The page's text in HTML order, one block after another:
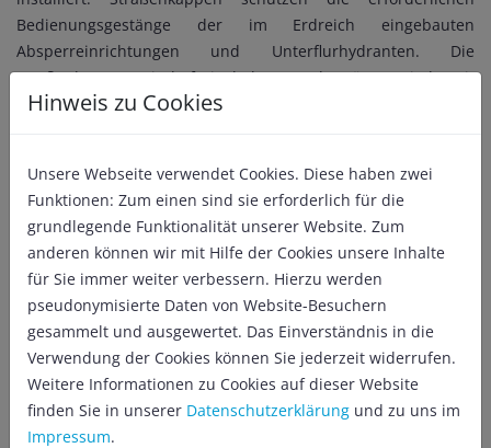
Bedienungsgestänge der im Erdreich eingebauten
Absperreinrichtungen und Unterflurhydranten. Die
Straßenkappen sind freizuhalten und müssen jederzeit
zugänglich sein.
können, sind für die Armaturen Hinweisschilder aufgestellt.
Diese geben die genaue Lage der Armatur und den
Durchmesser der Schieber bzw. der Leitung an.
Über rund 8.700 Hausanschlüsse wird das Wasser an die
einzelnen Abnehmer verteilt.
Wasserschutz
Trinkwasserschutz - Schutzgebiet für die Wassergewinnung
Hinweis zu Cookies
Unsere Webseite verwendet Cookies. Diese haben zwei
Funktionen: Zum einen sind sie erforderlich für die
grundlegende Funktionalität unserer Website. Zum
anderen können wir mit Hilfe der Cookies unsere Inhalte
für Sie immer weiter verbessern. Hierzu werden
pseudonymisierte Daten von Website-Besuchern
gesammelt und ausgewertet. Das Einverständnis in die
Verwendung der Cookies können Sie jederzeit widerrufen.
Weitere Informationen zu Cookies auf dieser Website
finden Sie in unserer Datenschutzerklärung und zu uns im
Impressum.